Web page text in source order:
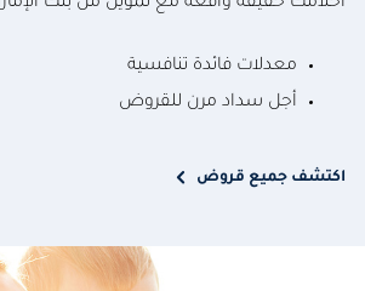
معدلات فائدة تنافسية
أجل سداد مرن للقروض
اكتشف جميع قروض